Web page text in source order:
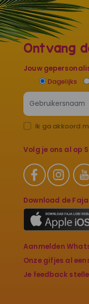
Ontvang
Jouw
Dagelijks
Ik ga akkoord
Volg je ons al op
Download de
Aanmelden
Onze gifjes al
Je feedback